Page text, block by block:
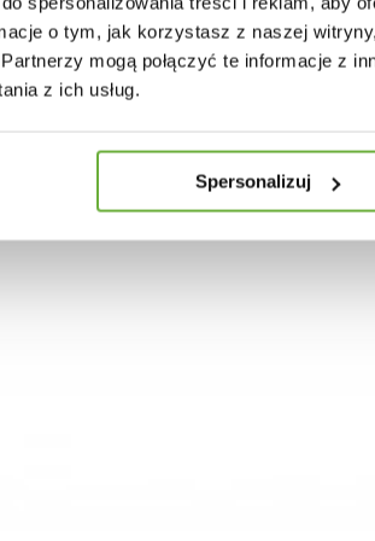
o tym, jak korzystasz z naszej
mogą połączyć te informacje z
z ich usług.
Spersonalizuj
INNYCH PRODUKTÓW W TEJ